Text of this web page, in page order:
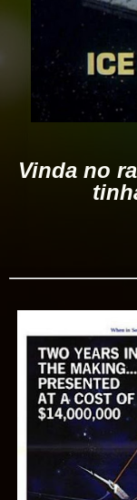
Vinda no